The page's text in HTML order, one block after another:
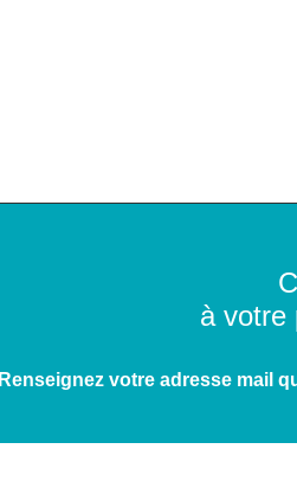
à votre
Renseignez votre adresse mail